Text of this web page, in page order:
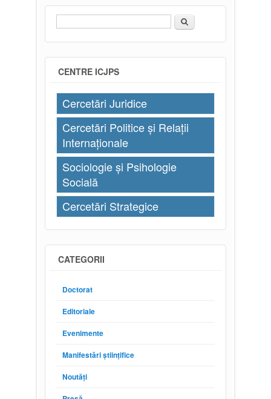
Formular de căutare
Căutare
CENTRE ICJPS
Cercetări Juridice
Cercetări Politice și Relații
Internaționale
Sociologie și Psihologie
Socială
Cercetări Strategice
CATEGORII
Doctorat
Editoriale
Evenimente
Manifestări științifice
Noutăți